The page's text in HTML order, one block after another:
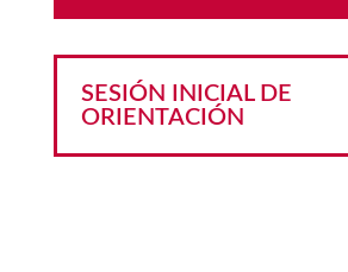
SESIÓN INICIAL DE
ORIENTACIÓN